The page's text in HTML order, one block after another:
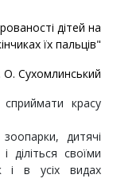
дітей на
їх пальців"
О. Сухомлинський
красу
дитячі
діліться своїми
і в усіх видах